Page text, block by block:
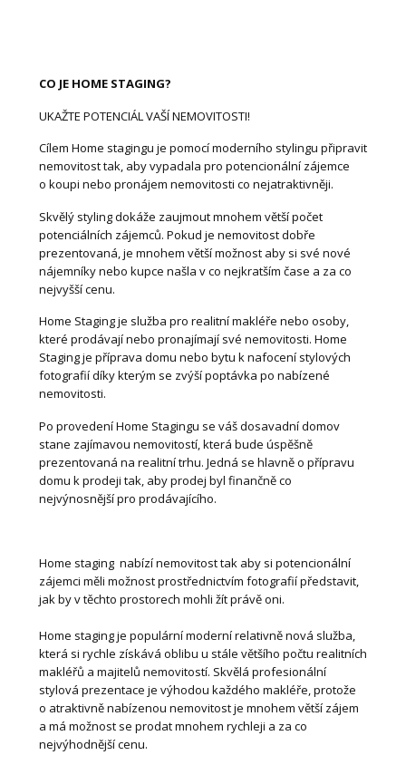
CO JE HOME STAGING?
UKAŽTE POTENCIÁL VAŠÍ NEMOVITOSTI!
Cílem Home stagingu je pomocí moderního stylingu připravit
nemovitost tak, aby vypadala pro potencionální zájemce
o koupi nebo pronájem nemovitosti co nejatraktivněji.
Skvělý styling dokáže zaujmout mnohem větší počet
potenciálních zájemců. Pokud je nemovitost dobře
prezentovaná, je mnohem větší možnost aby si své nové
nájemníky nebo kupce našla v co nejkratším čase a za co
nejvyšší cenu.
Home Staging je služba pro realitní makléře nebo osoby,
které prodávají nebo pronajímají své nemovitosti. Home
Staging je příprava domu nebo bytu k nafocení stylových
fotografií díky kterým se zvýší poptávka po nabízené
nemovitosti.
Po provedení Home Stagingu se váš dosavadní domov
stane zajímavou nemovitostí, která bude úspěšně
prezentovaná na realitní trhu. Jedná se hlavně o přípravu
domu k prodeji tak, aby prodej byl finančně co
nejvýnosnější pro prodávajícího.
Home staging nabízí nemovitost tak aby si potencionální
zájemci měli možnost prostřednictvím fotografií představit,
jak by v těchto prostorech mohli žít právě oni.
Home staging je populární moderní relativně nová služba,
která si rychle získává oblibu u stále většího počtu realitních
makléřů a majitelů nemovitostí. Skvělá profesionální
stylová prezentace je výhodou každého makléře, protože
o atraktivně nabízenou nemovitost je mnohem větší zájem
a má možnost se prodat mnohem rychleji a za co
nejvýhodnější cenu.